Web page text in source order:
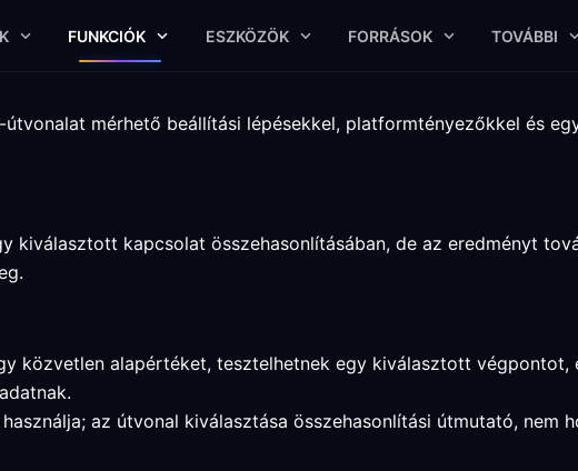
FUNKCIÓK ESZKÖZÖK FORRÁSOK TOVÁBBI
mérhető beállítási lépésekkel, platformtényezőkkel és
kiválasztott kapcsolat összehasonlításában, de az eredményt
közvetlen alapértéket, tesztelhetnek egy kiválasztott
az útvonal kiválasztása összehasonlítási útmutató, nem